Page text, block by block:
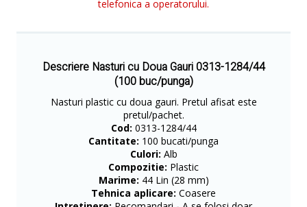
telefonica a operatorului.
Descriere Nasturi cu Doua Gauri 0313-1284/44
(100 buc/punga)
Nasturi plastic cu doua gauri. Pretul afisat este
pretul/pachet.
Cod: 0313-1284/44
Cantitate: 100 bucati/punga
Culori: Alb
Compozitie: Plastic
Marime: 44 Lin (28 mm)
Tehnica aplicare: Coasere